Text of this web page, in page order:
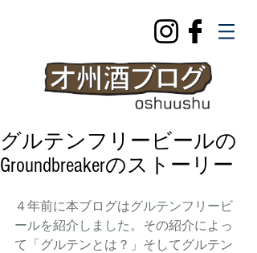
グルテンフリービールの
Groundbreakerのストーリー
４年前に本ブログはグルテンフリービ
ールを紹介しました。その紹介によっ
て「グルテンとは？」そしてグルテン